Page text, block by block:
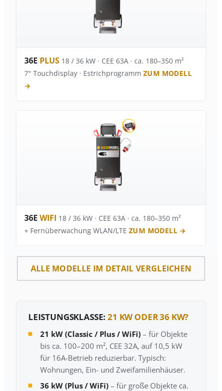
36E PLUS 18 / 36 kW · CEE 63A · ca. 180–350 m²
7" Touchdisplay · Estrichprogramm ZUM MODELL
→
36E WIFI 18 / 36 kW · CEE 63A · ca. 180–350 m²
+ Fernüberwachung WLAN/LTE ZUM MODELL →
ALLE MODELLE IM DETAIL VERGLEICHEN
LEISTUNGSKLASSE:21 KW ODER 36 KW?
21 kW (Classic / Plus / WiFi) – für Objekte
bis ca. 100–200 m², CEE 32A, auf 10,5 kW
für 16A-Betrieb reduzierbar. Typisch:
Wohnungen, Ein- und Zweifamilienhäuser.
36 kW (Plus / WiFi) – für große Objekte ca.